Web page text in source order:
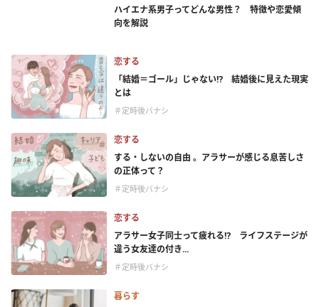
ハイエナ系男子ってどんな男性？ 特徴や恋愛傾
向を解説
恋する
「結婚＝ゴール」じゃない⁉ 結婚後に見えた現実
とは
＃定時後バナシ
恋する
する・しないの自由 。アラサーが感じる息苦しさ
の正体って？
＃定時後バナシ
恋する
アラサー女子同士って疲れる⁉ ライフステージが
違う女友達の付き...
＃定時後バナシ
暮らす